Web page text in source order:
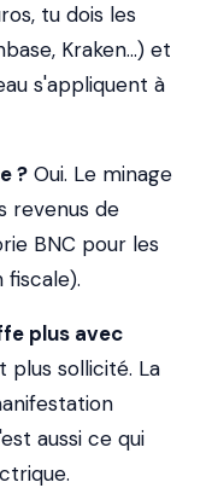
tu dois les
Kraken...) et
s'appliquent à
? Oui. Le minage
revenus de
BNC pour les
fiscale).
plus avec
plus sollicité. La
aussi ce qui